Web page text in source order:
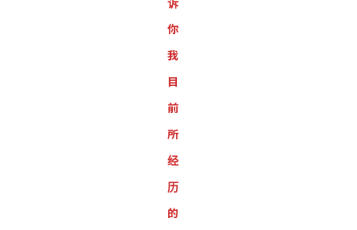
你
我
目
前
所
经
历
的